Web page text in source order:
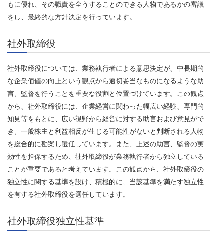
もに優れ、その職責を全うすることのできる人物であるかの審議
をし、最終的な方針決定を行っています。
社外取締役
社外取締役については、業務執行者による意思決定が、中長期的
な企業価値の向上という観点から適切妥当なものになるような助
言、監督を行うことを重要な役割と位置づけています。この観点
から、社外取締役には、企業経営に関わった幅広い経験、専門的
知見等をもとに、広い視野から経営に対する助言および意見がで
き、一般株主と利益相反が生じる可能性がないと判断される人物
を総合的に勘案し選任しています。また、上述の助言、監督の実
効性を担保するため、社外取締役が業務執行者から独立している
ことが重要であると考えています。この観点から、社外取締役の
独立性に関する基準を設け、積極的に、当該基準を満たす独立性
を有する社外取締役を選任しています。
社外取締役独立性基準